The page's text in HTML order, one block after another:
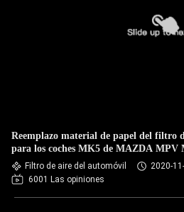
Reemplazo material de papel del filtro
para los coches MK5 de MAZDA MPV
Filtro de aire del automóvil
2020-
6001 Las opiniones